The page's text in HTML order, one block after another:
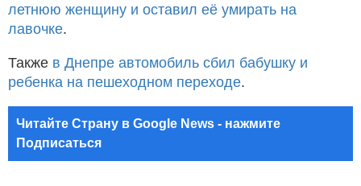
летнюю женщину и оставил её умирать на
лавочке.
Также в Днепре автомобиль сбил бабушку и
ребенка на пешеходном переходе.
Читайте Страну в Google News - нажмите
Подписаться